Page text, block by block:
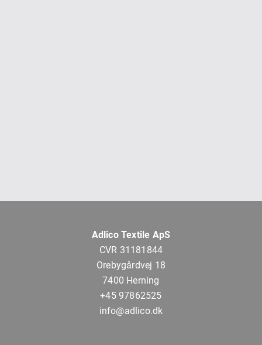
Adlico Textile ApS
CVR 31181844
Orebygårdvej 18
7400 Herning
+45 97862525
info@adlico.dk